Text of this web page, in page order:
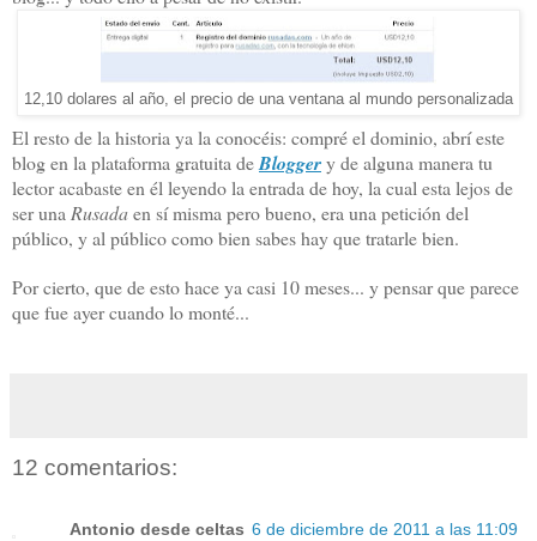
12,10 dolares al año, el precio de una ventana al mundo personalizada
El resto de la historia ya la conocéis: compré el dominio, abrí este
blog en la plataforma gratuita deBloggery de alguna manera tu
lector acabaste en él leyendo la entrada de hoy, la cual esta lejos de
ser una Rusadaen sí misma pero bueno, era una petición del
público, y al público como bien sabes hay que tratarle bien.
Por cierto, que de esto hace ya casi 10 meses... y pensar que parece
que fue ayer cuando lo monté...
12 comentarios:
Antonio desde celtas 6 de diciembre de 2011 a las 11:09